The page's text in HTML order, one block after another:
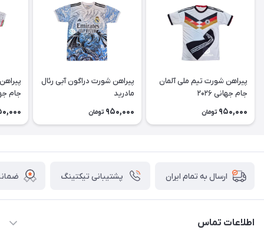
پیراهن شورت تیم ملی آلمان
جام جهانی ۲۰۲۶
950,000 تومان
پیراهن شورت دراگون آبی رئال
مادرید
950,000 تومان
جام
ارسال به تمام ایران پشتیبانی تیکتینگ
اطلاعات تماس